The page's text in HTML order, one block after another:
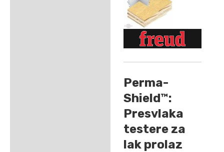
Perma-
Shield™:
Presvlaka
testere za
lak prolaz